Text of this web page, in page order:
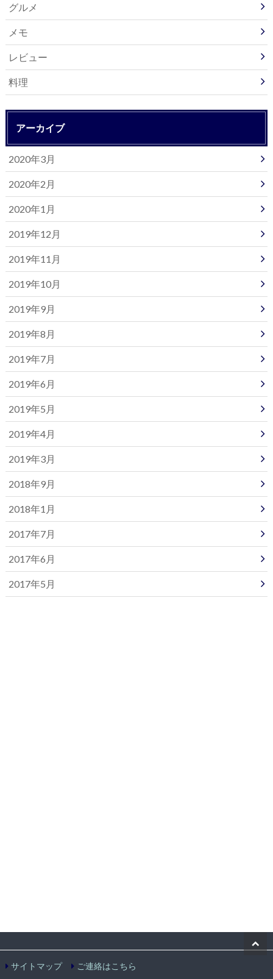
グルメ
メモ
レビュー
料理
アーカイブ
2020年3月
2020年2月
2020年1月
2019年12月
2019年11月
2019年10月
2019年9月
2019年8月
2019年7月
2019年6月
2019年5月
2019年4月
2019年3月
2018年9月
2018年1月
2017年7月
2017年6月
2017年5月
サイトマップ ご連絡はこちら